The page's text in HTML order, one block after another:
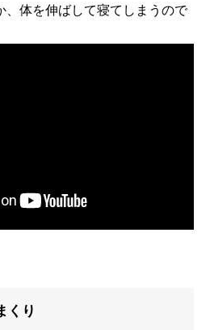
、体を伸ばして寝てしまうので
くり